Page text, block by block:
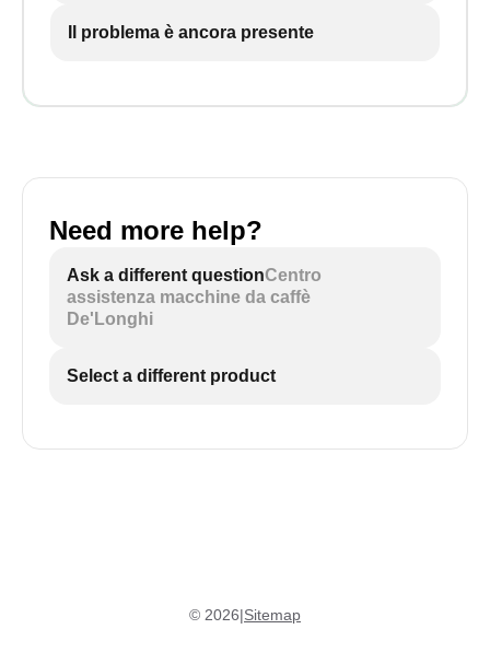
Il problema è ancora presente
Need more help?
Ask a different questionCentro
assistenza macchine da caffè
De'Longhi
Select a different product
© 2026|Sitemap